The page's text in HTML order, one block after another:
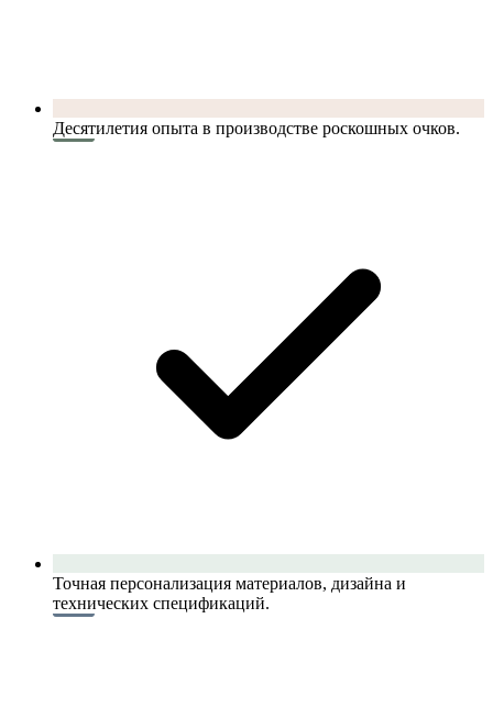
Десятилетия опыта в производстве роскошных очков.
Точная персонализация материалов, дизайна и
технических спецификаций.